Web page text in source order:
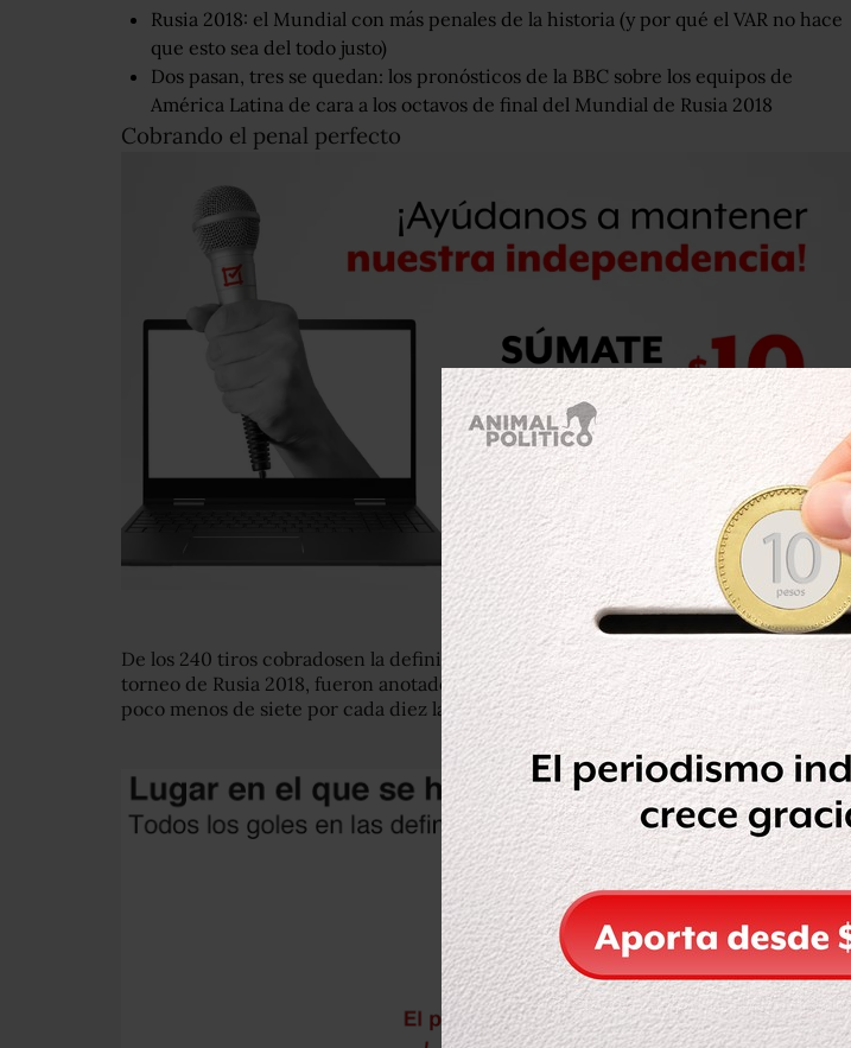
Rusia 2018: el Mundial con más penales de la historia (y por qué el VAR no hace
que esto sea del todo justo)
Dos pasan, tres se quedan: los pronósticos de la BBC sobre los equipos de
América Latina de cara a los octavos de final del Mundial de Rusia 2018
Cobrando el penal perfecto
De los 240 tiros cobradosen la definición por penales en mundiales antes de este
torneo de Rusia 2018, fueron anotados un total de 170. Suponen un promedio de un
poco menos de siete por cada diez lanzados.